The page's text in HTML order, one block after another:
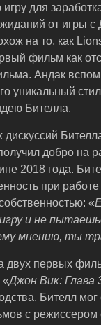
для
от игры
на то, как
фильм как
Андак
уникальный
Бителла.
добро на
2018 года.
при работе
«
и не
мнению, ты
двух первых
«Джон Вик: Глава
Бителл мог
с режиссером